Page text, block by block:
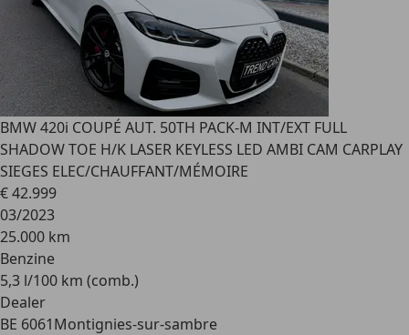
BMW 420i COUPÉ AUT. 50TH PACK-M INT/EXT FULL
SHADOW TOE H/K LASER KEYLESS LED AMBI CAM CARPLAY
SIEGES ELEC/CHAUFFANT/MÉMOIRE
€ 42.999
03/2023
25.000 km
Benzine
5,3 l/100 km (comb.)
Dealer
BE 6061Montignies-sur-sambre